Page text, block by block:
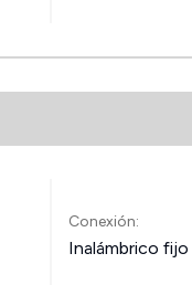
Conexión:
Inalámbrico fijo